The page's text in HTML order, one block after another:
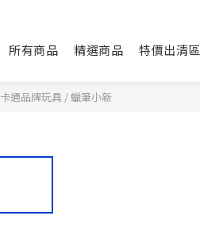
所有商品 精選商品 特價出清區
卡通品牌玩具 /蠟筆小新